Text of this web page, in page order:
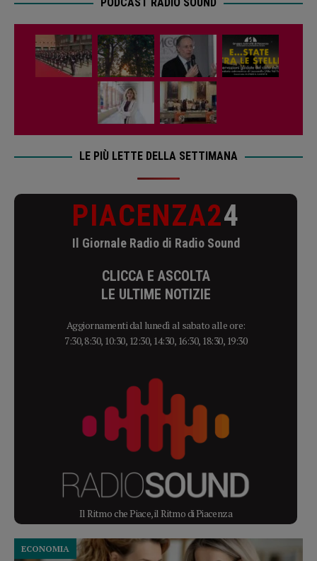
LE PIÙ LETTE DELLA SETTIMANA
PIACENZA24
Il Giornale Radio di Radio Sound
CLICCA E ASCOLTA
LE ULTIME NOTIZIE
Aggiornamenti dal lunedì al sabato alle ore:
7:30, 8:30, 10:30, 12:30, 14:30, 16:30, 18:30, 19:30
Il Ritmo che Piace, il Ritmo di Piacenza
ECONOMIA